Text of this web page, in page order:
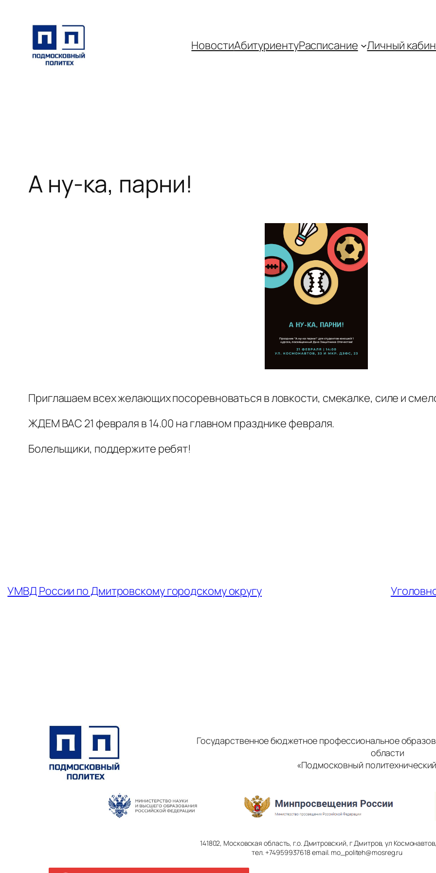
содержимому
НовостиАбитуриентуРаспиcание Личный
А ну-ка, парни!
Приглашаем всех желающих посоревноваться в ловкости, смекалке, силе и
ЖДЕМ ВАС 21 февраля в 14.00 на главном празднике февраля.
Болельщики, поддержите ребят!
УМВД России по Дмитровскому городскому округу
Государственное бюджетное профессиональное
области
«Подмосковный
141802, Московская область, г.о. Дмитровский, г Дмитров, ул Космонавтов,
тел. +74959937618 email. mo_politeh@mosreg.ru